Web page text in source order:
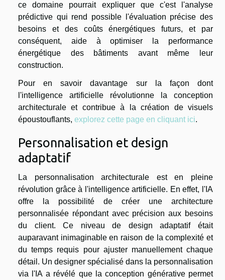
ce domaine pourrait expliquer que c'est l'analyse
prédictive qui rend possible l'évaluation précise des
besoins et des coûts énergétiques futurs, et par
conséquent, aide à optimiser la performance
énergétique des bâtiments avant même leur
construction.
Pour en savoir davantage sur la façon dont
l'intelligence artificielle révolutionne la conception
architecturale et contribue à la création de visuels
époustouflants, explorez cette page en cliquant ici.
Personnalisation et design
adaptatif
La personnalisation architecturale est en pleine
révolution grâce à l'intelligence artificielle. En effet, l'IA
offre la possibilité de créer une architecture
personnalisée répondant avec précision aux besoins
du client. Ce niveau de design adaptatif était
auparavant inimaginable en raison de la complexité et
du temps requis pour ajuster manuellement chaque
détail. Un designer spécialisé dans la personnalisation
via l'IA a révélé que la conception générative permet